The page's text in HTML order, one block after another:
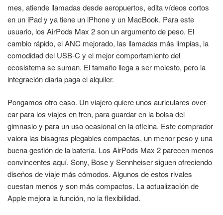
mes, atiende llamadas desde aeropuertos, edita vídeos cortos
en un iPad y ya tiene un iPhone y un MacBook. Para este
usuario, los AirPods Max 2 son un argumento de peso. El
cambio rápido, el ANC mejorado, las llamadas más limpias, la
comodidad del USB-C y el mejor comportamiento del
ecosistema se suman. El tamaño llega a ser molesto, pero la
integración diaria paga el alquiler.
Pongamos otro caso. Un viajero quiere unos auriculares over-
ear para los viajes en tren, para guardar en la bolsa del
gimnasio y para un uso ocasional en la oficina. Este comprador
valora las bisagras plegables compactas, un menor peso y una
buena gestión de la batería. Los AirPods Max 2 parecen menos
convincentes aquí. Sony, Bose y Sennheiser siguen ofreciendo
diseños de viaje más cómodos. Algunos de estos rivales
cuestan menos y son más compactos. La actualización de
Apple mejora la función, no la flexibilidad.